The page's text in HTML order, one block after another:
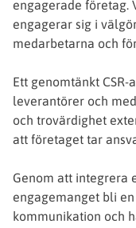
engagerade företag.
engagerar sig i
medarbetarna och
Ett genomtänkt
leverantörer och
och trovärdighet
att företaget tar
Genom att integrera
engagemanget bli
kommunikation och